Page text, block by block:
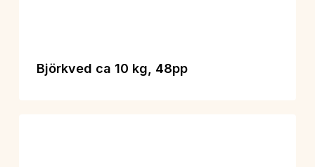
Björkved ca 10 kg, 48pp